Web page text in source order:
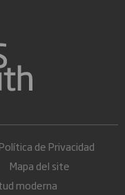
Política de Privacidad
Mapa del site
moderna